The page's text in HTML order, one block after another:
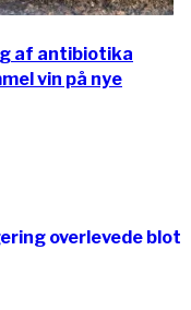
af antibiotika
vin på nye
overlevede blot